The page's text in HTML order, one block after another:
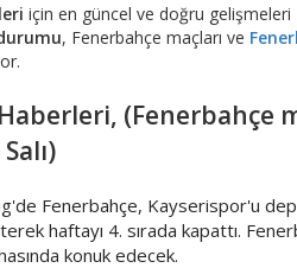
için en güncel ve doğru
, Fenerbahçe maçları ve
(Fenerbahçe
Fenerbahçe, Kayserispor'u
haftayı 4. sırada kapattı.
konuk edecek.